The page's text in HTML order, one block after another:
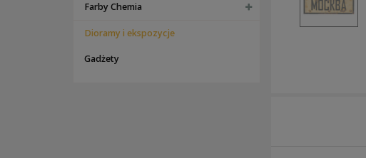
Farby Chemia
Dioramy i ekspozycje
Gadżety